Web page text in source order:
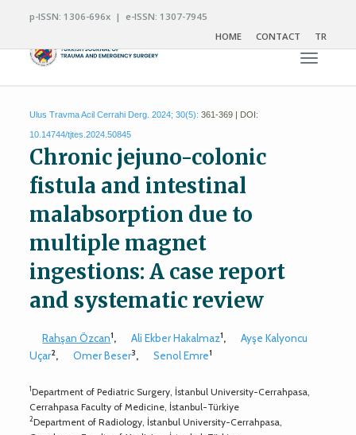
p-ISSN: 1306-696x | e-ISSN: 1307-7945
HOME
CONTACT TR
Toggle
Ulus Travma Acil Cerrahi Derg. 2024; 30(5): 361-369 | DOI:
10.14744/tjtes.2024.50845
Chronic jejuno-colonic
fistula and intestinal
malabsorption due to
multiple magnet
ingestions: A case report
and systematic review
Rahşan Özcan1, Ali Ekber Hakalmaz1,
Ayşe Kalyoncu
Uçar2, Omer Beser3, Senol Emre1
1Department of Pediatric Surgery, İstanbul University-Cerrahpasa,
Cerrahpasa Faculty of Medicine, İstanbul-Türkiye
2Department of Radiology, İstanbul University-Cerrahpasa,